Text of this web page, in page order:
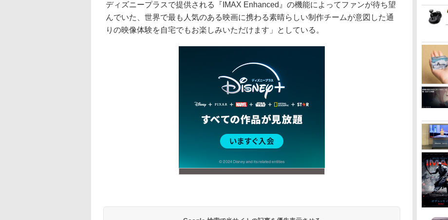
ディズニープラスで提供される『IMAX Enhanced』の機能によってファンが待ち望
んでいた、世界で最も人気のある映画に携わる素晴らしい制作チームが意図した通
りの映像体験を自宅でもお楽しみいただけます」としている。